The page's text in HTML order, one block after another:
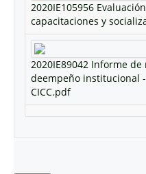
2020IE105956
capacitaciones y
2020IE89042 Informe
deempeño institucional -
CICC.pdf